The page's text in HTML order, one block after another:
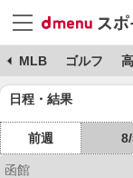
MLB ゴルフ
日程・結果
前週
函館